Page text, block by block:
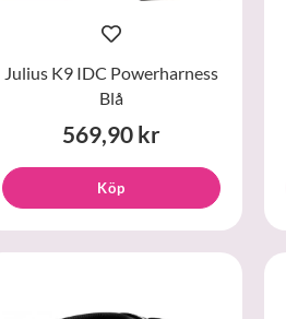
Julius K9 IDC Powerharness
Blå
569,90 kr
Köp